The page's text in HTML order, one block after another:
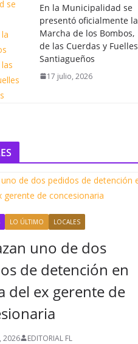
En la Municipalidad se
presentó oficialmente la
Marcha de los Bombos,
de las Cuerdas y Fuelles
Santiagueños
17 julio, 2026
LO ÚLTIMO LOCALES
uno de dos
de detención en
del ex gerente de
2026 EDITORIAL FL